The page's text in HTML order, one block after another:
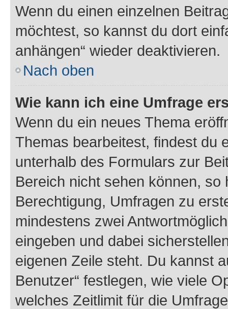
Wenn du einen einzelnen
möchtest, so kannst du dort
anhängen“ wieder deaktivieren.
Nach oben
Wie kann ich eine Umfrage
Wenn du ein neues Thema
Themas bearbeitest, findest du
unterhalb des Formulars zur
Bereich nicht sehen können,
Berechtigung, Umfragen zu
mindestens zwei
eingeben und dabei
eigenen Zeile steht. Du kannst
Benutzer“ festlegen, wie viele
welches Zeitlimit für die